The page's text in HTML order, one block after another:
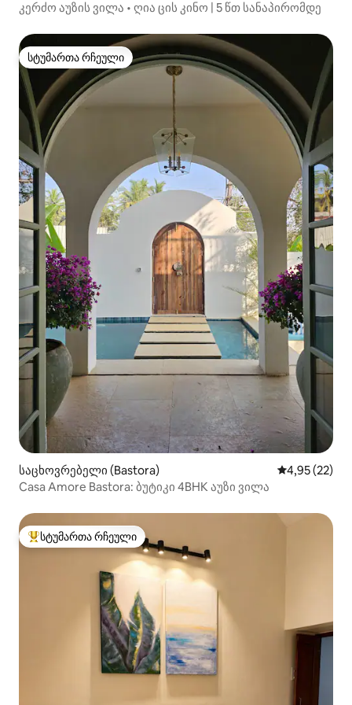
კერძო აუზის ვილა • ღია ცის კინო | 5 წთ სანაპირომდე
სტუმართა რჩეული
სტუმართა რჩეული
საცხოვრებელი (Bastora) საშუალო
4,95 (22)
Casa Amore Bastora: ბუტიკი 4BHK აუზი ვილა
სტუმართა რჩეული მოწინავე ვარიანტი
სტუმართა რჩეული